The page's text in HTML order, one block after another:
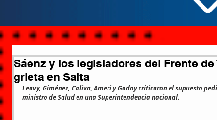
Sáenz y los legisladores del Frente
grieta en Salta
Leavy, Giménez, Caliva, Ameri y Godoy criticaron el supuesto
ministro de Salud en una Superintendencia nacional.